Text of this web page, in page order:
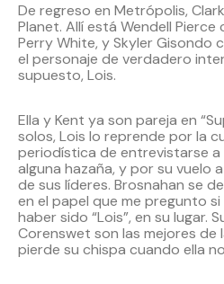
De regreso en Metrópolis,
Planet. Allí está Wendell
Perry White, y Skyler Gisondo
el personaje de verdadero
supuesto, Lois.
Ella y Kent ya son pareja en
solos, Lois lo reprende por la
periodística de entrevistarse a
alguna hazaña, y por su vuelo
de sus líderes. Brosnahan se
en el papel que me pregunto si
haber sido “Lois”, en su lugar.
Corenswet son las mejores de
pierde su chispa cuando ella